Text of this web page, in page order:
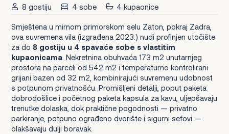
8 gostiju 4 sobe 4 kupaonice
Smještena u mirnom primorskom selu Zaton, pokraj Zadra,
ova suvremena vila (izgrađena 2023.) nudi profinjen utočište
za do 8 gostiju u 4 spavaće sobe s vlastitim
kupaonicama. Nekretnina obuhvaća 173 m2 unutarnjeg
prostora na parceli od 542 m2 i temperaturno kontrolirani
grijani bazen od 32 m2, kombinirajući suvremenu udobnost
s potpunom privatnošću. Promišljeni detalji, poput paketa
dobrodošlice i početnog paketa kapsula za kavu, uljepšavaju
trenutke dolaska, dok praktične pogodnosti — privatno
parkiranje, potpuno ograđeno dvorište i sigurni sefovi —
olakšavaju dulji boravak.